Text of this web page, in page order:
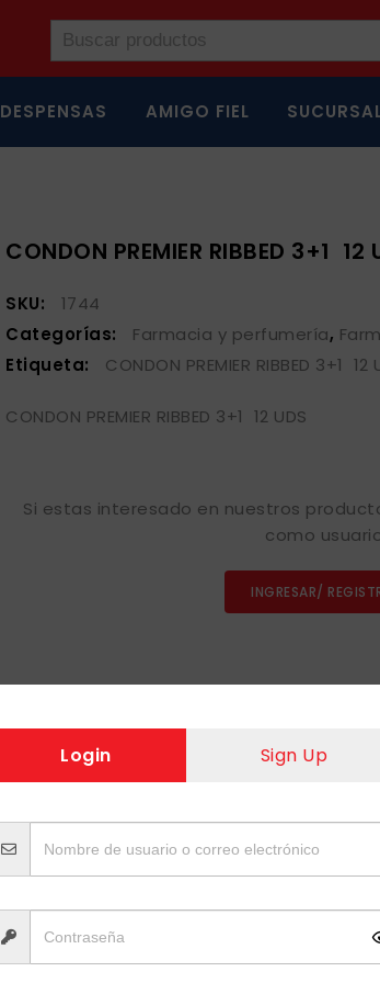
DESPENSAS AMIGO FIEL
CONDON PREMIER RIBBED 3+1 12
SKU:
1744
Categorías:
Farmacia y perfumería,
Etiqueta:
CONDON PREMIER RIBBED 3+1 12
CONDON PREMIER RIBBED 3+1 12 UDS
Si estas interesado en nuestros
como
INGRESAR/
Login Sign Up